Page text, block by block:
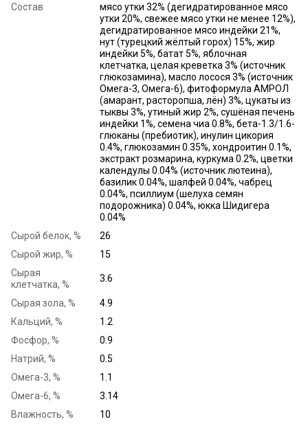
Состав
мясо утки 32% (дегидратированное мясо
утки 20%, свежее мясо утки не менее 12%),
дегидратированное мясо индейки 21%,
нут (турецкий жёлтый горох) 15%, жир
индейки 5%, батат 5%, яблочная
клетчатка, целая креветка 3% (источник
глюкозамина), масло лосося 3% (источник
Омега-3, Омега-6), фитоформула АМРОЛ
(амарант, расторопша, лён) 3%, цукаты из
тыквы 3%, утиный жир 2%, сушёная печень
индейки 1%, семена чиа 0.8%, бета-1.3/1.6-
глюканы (пребиотик), инулин цикория
0.4%, глюкозамин 0.35%, хондроитин 0.1%,
экстракт розмарина, куркума 0.2%, цветки
календулы 0.04% (источник лютеина),
базилик 0.04%, шалфей 0.04%, чабрец
0.04%, псиллиум (шелуха семян
подорожника) 0.04%, юкка Шидигера
0.04%
Сырой белок, %
26
Сырой жир, %
15
Сырая
клетчатка, %
3.6
Сырая зола, %
4.9
Кальций, %
1.2
Фосфор, %
0.9
Натрий, %
0.5
Омега-3, %
1.1
Омега-6, %
3.14
Влажность, %
10